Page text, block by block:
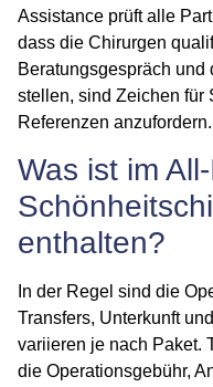
Assistance prüft alle
dass die Chirurgen
Beratungsgespräch
stellen, sind Zeichen für
Referenzen anzufordern.
Was ist im
enthalten?
In der Regel sind die
Transfers, Unterkunft
variieren je nach Paket.
die Operationsgebühr,